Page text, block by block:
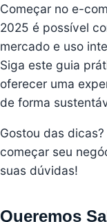
Começar no e-
2025 é possível
mercado e uso
Siga este guia
oferecer uma
de forma
Gostou das
começar seu
suas dúvidas!
Queremos